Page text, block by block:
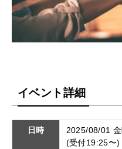
イベント詳細
日時
2025/08/01
(受付19:25〜)